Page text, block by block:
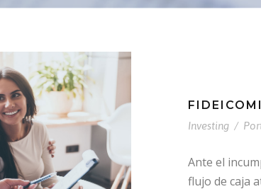
Investing /
Ante el
flujo de caja